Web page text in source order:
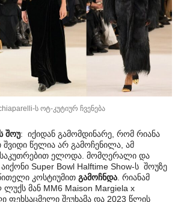
ს ოტ-კუტიურ ჩვენება
შოუ: იქიდან გამომდინარე, რომ რიანა
წელია არ გამოჩენილა, ამ
ელოდა. მომღერალი და
Super Bowl Halftime Show-ს შოუზე
კოსტიუმით გამოჩნდა . რიანამ
მან MM6 Maison Margiela x
ფეხსაცმელი შეუხამა და 2023 წლის